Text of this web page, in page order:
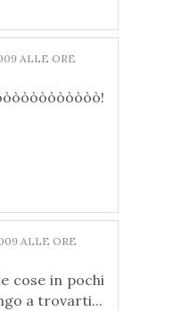
ALLE ORE
ALLE ORE
cose in pochi
a trovarti...